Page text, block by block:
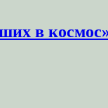
в